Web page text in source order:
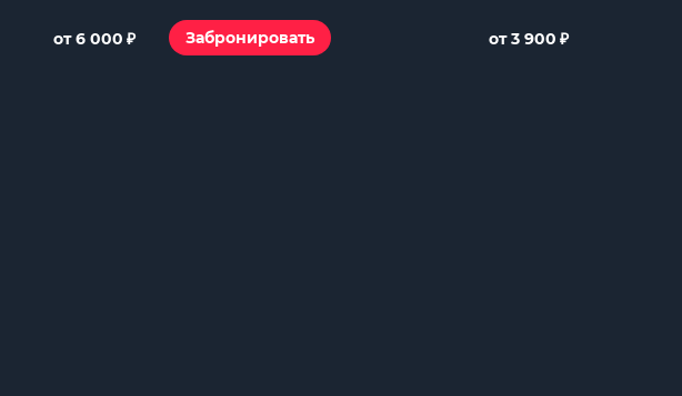
от 6 000 ₽ Забронировать от 3 900 ₽